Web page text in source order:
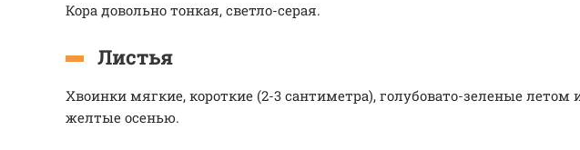
Кора довольно тонкая, светло-серая.
Листья
Хвоинки мягкие, короткие (2-3 сантиметра), голубовато-зеленые летом
желтые осенью.